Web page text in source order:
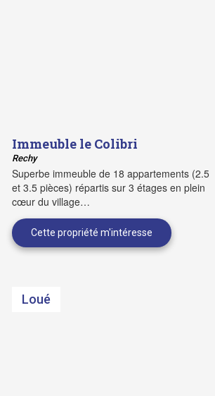
Immeuble le Colibri
Rechy
Superbe immeuble de 18 appartements (2.5
et 3.5 pièces) répartis sur 3 étages en plein
cœur du village…
Loué